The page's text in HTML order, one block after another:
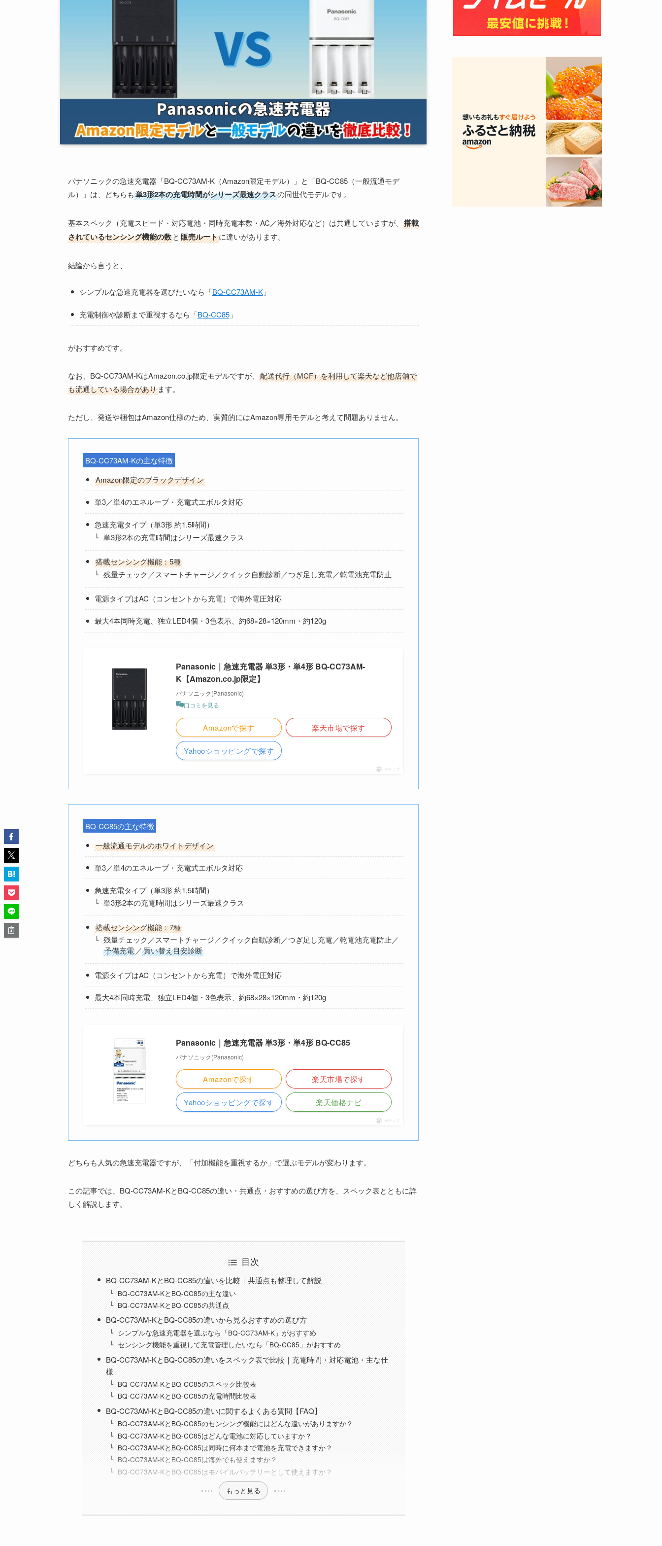
パナソニックの急速充電器「BQ-CC73AM-K（Amazon限定モデル）」と「BQ-CC85（一般流通モデ
ル）」は、どちらも単3形2本の充電時間がシリーズ最速クラスの同世代モデルです。
基本スペック（充電スピード・対応電池・同時充電本数・AC／海外対応など）は共通していますが、 搭載
されているセンシング機能の数と 販売ルートに違いがあります。
結論から言うと、
シンプルな急速充電器を選びたいなら「BQ-CC73AM-K」
充電制御や診断まで重視するなら「BQ-CC85」
がおすすめです。
なお、BQ-CC73AM-KはAmazon.co.jp限定モデルですが、 配送代行（MCF）を利用して楽天など他店舗で
も流通している場合があり ます。
ただし、発送や梱包はAmazon仕様のため、実質的にはAmazon専用モデルと考えて問題ありません。
BQ-CC73AM-Kの主な特徴
Amazon限定のブラックデザイン
単3／単4のエネループ・充電式エボルタ対応
急速充電タイプ（単3形 約1.5時間）
単3形2本の充電時間はシリーズ最速クラス
搭載センシング機能：5種
残量チェック／スマートチャージ／クイック自動診断／つぎ足し充電／乾電池充電防止
電源タイプはAC（コンセントから充電）で海外電圧対応
最大4本同時充電、独立LED4個・3色表示、約68×28×120mm・約120g
Panasonic｜急速充電器 単3形・単4形 BQ-CC73AM-
K【Amazon.co.jp限定】
パナソニック(Panasonic)
口コミを見る
Amazonで探す 楽天市場で探す
Yahooショッピングで探す
ポチップ
BQ-CC85の主な特徴
一般流通モデルのホワイトデザイン
単3／単4のエネループ・充電式エボルタ対応
急速充電タイプ（単3形 約1.5時間）
単3形2本の充電時間はシリーズ最速クラス
搭載センシング機能：7種
残量チェック／スマートチャージ／クイック自動診断／つぎ足し充電／乾電池充電防止／
予備充電／買い替え目安診断
電源タイプはAC（コンセントから充電）で海外電圧対応
最大4本同時充電、独立LED4個・3色表示、約68×28×120mm・約120g
Panasonic｜急速充電器 単3形・単4形 BQ-CC85
パナソニック(Panasonic)
Amazonで探す 楽天市場で探す
Yahooショッピングで探す 楽天価格ナビ
ポチップ
どちらも人気の急速充電器ですが、「付加機能を重視するか」で選ぶモデルが変わります。
この記事では、BQ-CC73AM-KとBQ-CC85の違い・共通点・おすすめの選び方を、スペック表とともに詳
しく解説します。
目次
BQ-CC73AM-KとBQ-CC85の違いを比較｜共通点も整理して解説
BQ-CC73AM-KとBQ-CC85の主な違い
BQ-CC73AM-KとBQ-CC85の共通点
BQ-CC73AM-KとBQ-CC85の違いから見るおすすめの選び方
シンプルな急速充電器を選ぶなら「BQ-CC73AM-K」がおすすめ
センシング機能を重視して充電管理したいなら「BQ-CC85」がおすすめ
BQ-CC73AM-KとBQ-CC85の違いをスペック表で比較｜充電時間・対応電池・主な仕
様
BQ-CC73AM-KとBQ-CC85のスペック比較表
BQ-CC73AM-KとBQ-CC85の充電時間比較表
BQ-CC73AM-KとBQ-CC85の違いに関するよくある質問【FAQ】
BQ-CC73AM-KとBQ-CC85のセンシング機能にはどんな違いがありますか？
BQ-CC73AM-KとBQ-CC85はどんな電池に対応していますか？
BQ-CC73AM-KとBQ-CC85は同時に何本まで電池を充電できますか？
BQ-CC73AM-KとBQ-CC85は海外でも使えますか？
BQ-CC73AM-KとBQ-CC85はモバイルバッテリーとして使えますか？
もっと見る